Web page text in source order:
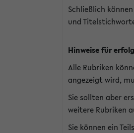
Schließlich
und
Hinweise für
Alle Rubriken
angezeigt wird,
Sie sollten aber
weitere Rubriken
Sie können ein